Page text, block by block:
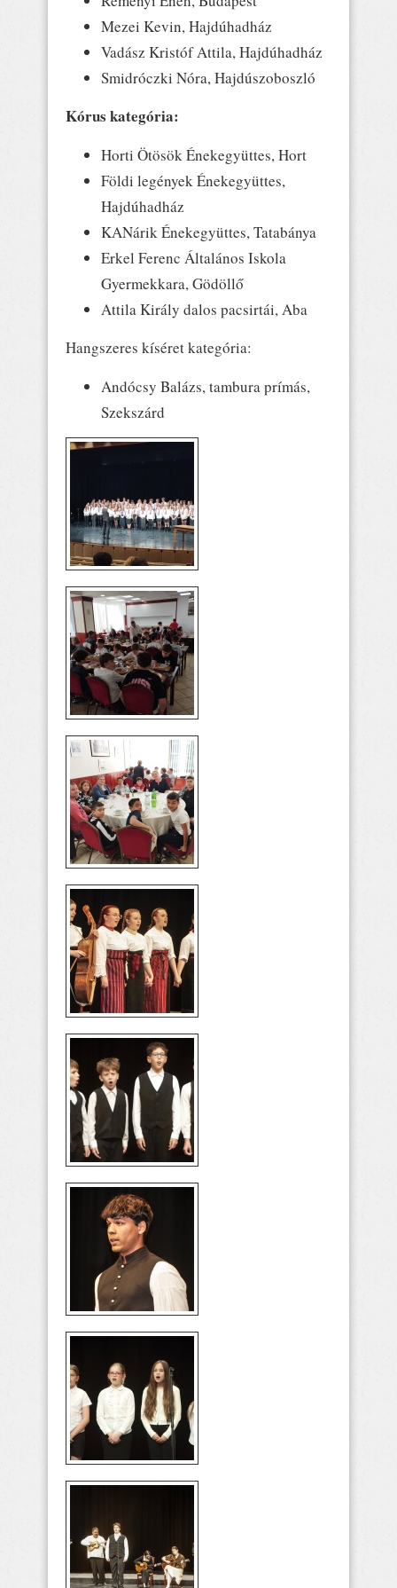
Mezei Kevin, Hajdúhadház
Vadász Kristóf Attila, Hajdúhadház
Smidróczki Nóra, Hajdúszoboszló
Kórus kategória:
Horti Ötösök Énekegyüttes, Hort
Földi legények Énekegyüttes,
Hajdúhadház
KANárik Énekegyüttes, Tatabánya
Erkel Ferenc Általános Iskola
Gyermekkara, Gödöllő
Attila Király dalos pacsirtái, Aba
Hangszeres kíséret kategória:
Andócsy Balázs, tambura prímás,
Szekszárd